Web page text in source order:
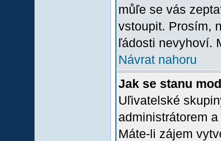
můľe se vás
vstoupit. Prosím,
ľádosti nevyhoví.
Návrat nahoru
Jak se stanu
Uľivatelské
administrátorem
Máte-li zájem